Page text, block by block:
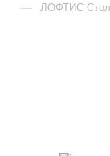
— ЛОФТИС Стол